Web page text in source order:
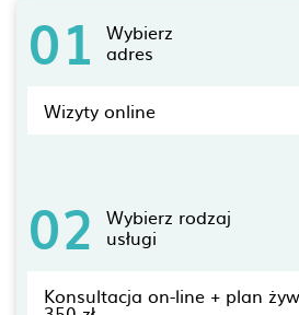
01 Wybierz
adres
Wizyty online
02 Wybierz rodzaj
usługi
Konsultacja on-line + plan